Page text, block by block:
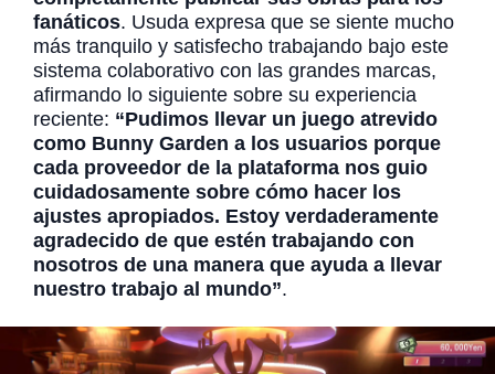
fanáticos. Usuda expresa que se siente mucho
más tranquilo y satisfecho trabajando bajo este
sistema colaborativo con las grandes marcas,
afirmando lo siguiente sobre su experiencia
reciente: “Pudimos llevar un juego atrevido
como Bunny Garden a los usuarios porque
cada proveedor de la plataforma nos guio
cuidadosamente sobre cómo hacer los
ajustes apropiados. Estoy verdaderamente
agradecido de que estén trabajando con
nosotros de una manera que ayuda a llevar
nuestro trabajo al mundo”.